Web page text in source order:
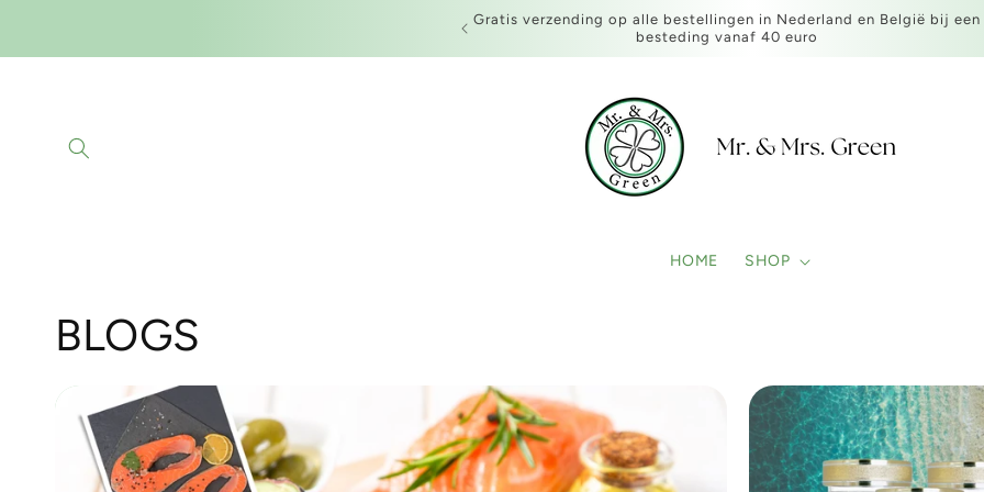
Gratis verzending op alle bestellingen in Nederland en België bij een
besteding vanaf 40 euro
HOME SHOP
BLOGS